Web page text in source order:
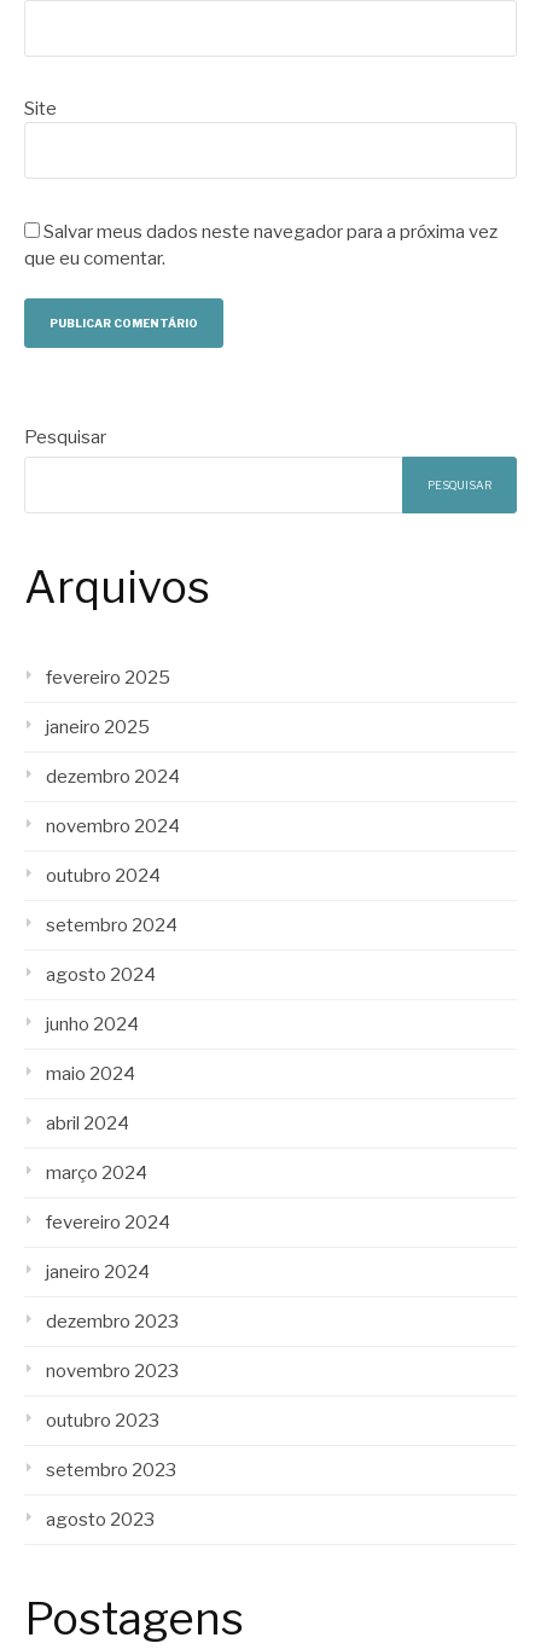
Site
Salvar meus dados neste navegador para a próxima vez
que eu comentar.
Pesquisar
PESQUISAR
Arquivos
fevereiro 2025
janeiro 2025
dezembro 2024
novembro 2024
outubro 2024
setembro 2024
agosto 2024
junho 2024
maio 2024
abril 2024
março 2024
fevereiro 2024
janeiro 2024
dezembro 2023
novembro 2023
outubro 2023
setembro 2023
agosto 2023
Postagens